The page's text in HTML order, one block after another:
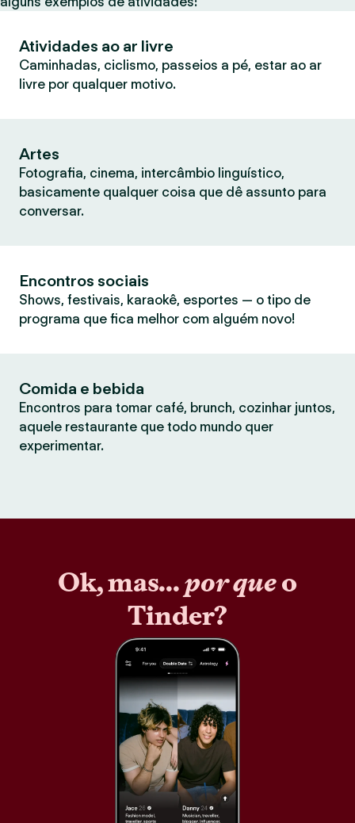
Atividades ao ar livre
Caminhadas, ciclismo, passeios a pé, estar ao ar
livre por qualquer motivo.
Artes
Fotografia, cinema, intercâmbio linguístico,
basicamente qualquer coisa que dê assunto para
conversar.
Encontros sociais
Shows, festivais, karaokê, esportes — o tipo de
programa que fica melhor com alguém novo!
Comida e bebida
Encontros para tomar café, brunch, cozinhar juntos,
aquele restaurante que todo mundo quer
experimentar.
Ok, mas...por queo
Tinder?